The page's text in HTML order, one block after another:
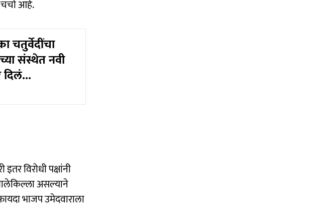
आहे.
चतुर्वेदींचा
संस्थेत नवी
विरोधी पक्षांनी
असल्याने
भाजप उमेदवाराला